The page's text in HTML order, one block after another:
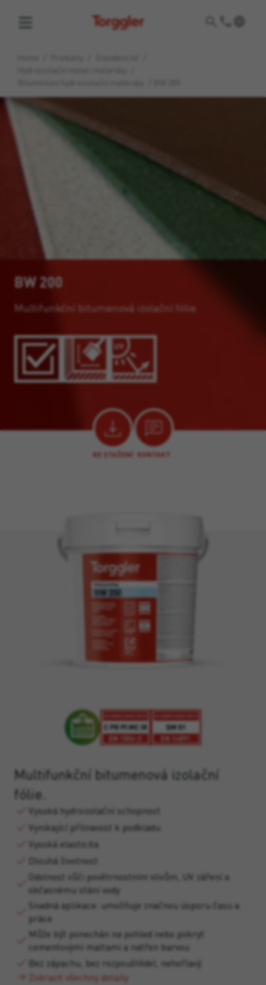
Torggler
BW 200
Multifunkční bitumenová izolační fólie.
KE STAŽENÍ KONTAKT
Multifunkční bitumenová izolační
fólie.
Vysoká hydroizolační schopnost
Vynikající přilnavost k podkladu
Vysoká elasticita
Dlouhá životnost
Odolnost vůči povětrnostním vlivům, UV záření a
občasnému stání vody
Snadná aplikace: umožňuje značnou úsporu času a
práce
Může být ponechán na pohled nebo pokryt
cementovými maltami a natřen barvou
Bez zápachu, bez rozpouštědel, nehořlavý
Zobrazit všechny detaily